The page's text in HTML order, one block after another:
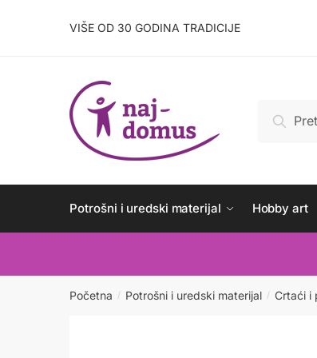
VIŠE OD 30 GODINA TRADICIJE
Potrošni i uredski materijal Hobby art
Početna / Potrošni i uredski materijal / Crtaći i